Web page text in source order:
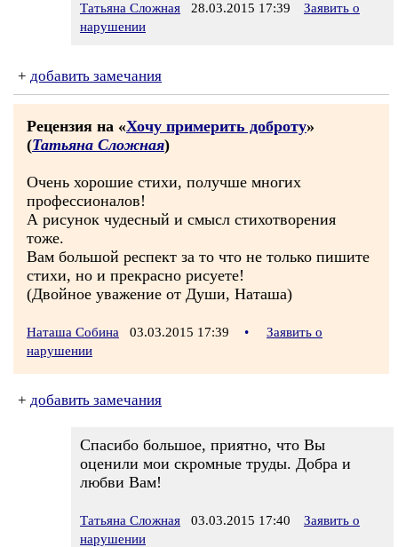
Татьяна Сложная 28.03.2015 17:39
Заявить о
нарушении
+ добавить замечания
Рецензия на «Хочу примерить доброту»
(Татьяна Сложная)
Очень хорошие стихи, получше многих
профессионалов!
А рисунок чудесный и смысл стихотворения
тоже.
Вам большой респект за то что не только пишите
стихи, но и прекрасно рисуете!
(Двойное уважение от Души, Наташа)
Наташа Собина 03.03.2015 17:39 •
Заявить о
нарушении
+ добавить замечания
Спасибо большое, приятно, что Вы
оценили мои скромные труды. Добра и
любви Вам!
Татьяна Сложная 03.03.2015 17:40
Заявить о
нарушении